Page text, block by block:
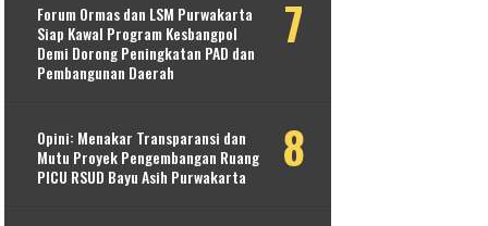
Forum Ormas dan LSM Purwakarta
Siap Kawal Program Kesbangpol
Demi Dorong Peningkatan PAD dan
Pembangunan Daerah
Opini: Menakar Transparansi dan
Mutu Proyek Pengembangan Ruang
PICU RSUD Bayu Asih Purwakarta